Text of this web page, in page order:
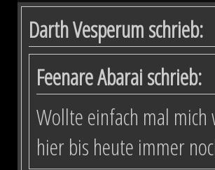
Darth Vesperum schrieb:
Feenare Abarai schrieb:
Wollte einfach mal mich
hier bis heute immer